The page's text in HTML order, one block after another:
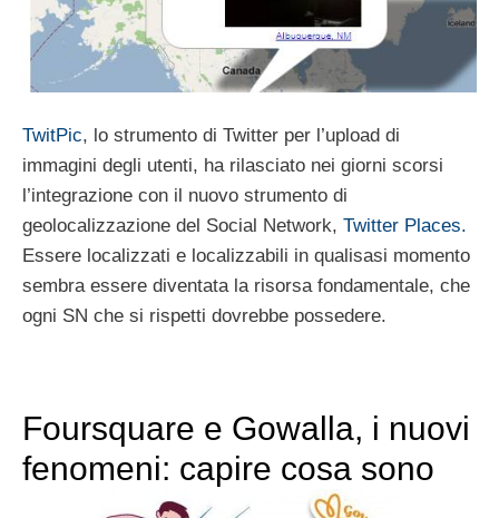
TwitPic, lo strumento di Twitter per l’upload di
immagini degli utenti, ha rilasciato nei giorni scorsi
l’integrazione con il nuovo strumento di
geolocalizzazione del Social Network, Twitter Places.
Essere localizzati e localizzabili in qualisasi momento
sembra essere diventata la risorsa fondamentale, che
ogni SN che si rispetti dovrebbe possedere.
Foursquare e Gowalla, i nuovi
fenomeni: capire cosa sono